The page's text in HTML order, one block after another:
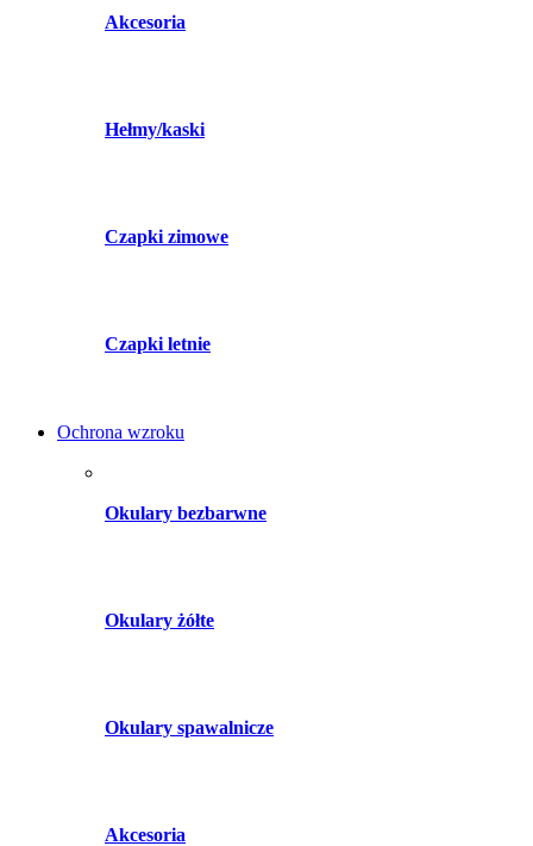
Akcesoria
Hełmy/kaski
Czapki zimowe
Czapki letnie
Ochrona wzroku
Okulary bezbarwne
Okulary żółte
Okulary spawalnicze
Akcesoria